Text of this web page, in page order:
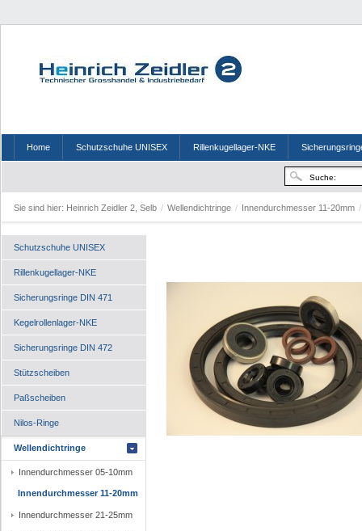
Home Schutzschuhe UNISEX Rillenkugellager-NKE
Sie sind hier: Heinrich Zeidler 2, Selb / Wellendichtringe / Innendurchmesser 11-20mm /
Schutzschuhe UNISEX
Rillenkugellager-NKE
Sicherungsringe DIN 471
Kegelrollenlager-NKE
Sicherungsringe DIN 472
Stützscheiben
Paßscheiben
Nilos-Ringe
Wellendichtringe
Innendurchmesser 05-10mm
Innendurchmesser 11-20mm
Innendurchmesser 21-25mm